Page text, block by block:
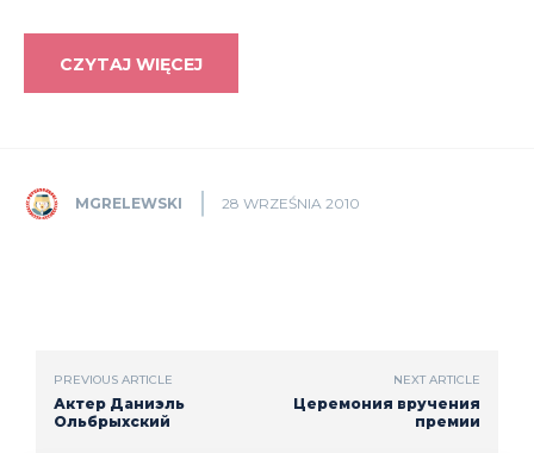
CZYTAJ WIĘCEJ
MGRELEWSKI 28 WRZEŚNIA 2010
PREVIOUS ARTICLE
Актер Даниэль
Ольбрыхский
NEXT ARTICLE
Церемония вручения
премии